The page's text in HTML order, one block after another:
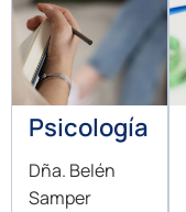
Psicología
Dña. Belén
Samper